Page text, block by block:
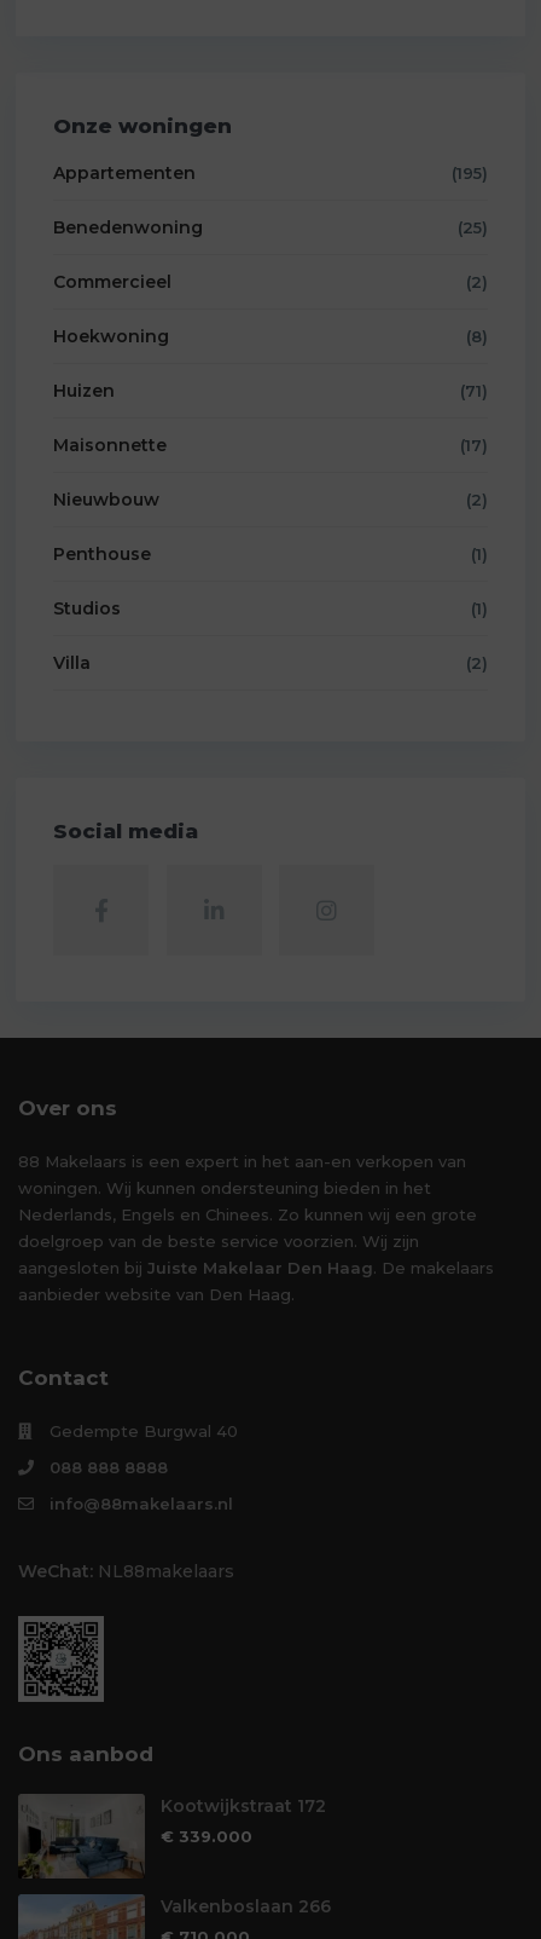
Onze woningen
Appartementen (195)
Benedenwoning (25)
Commercieel (2)
Hoekwoning (8)
Huizen (71)
Maisonnette (17)
Nieuwbouw (2)
Penthouse (1)
Studios (1)
Villa (2)
Social media
Over ons
88 Makelaars is een expert in het aan-en verkopen van
woningen. Wij kunnen ondersteuning bieden in het
Nederlands, Engels en Chinees. Zo kunnen wij een grote
doelgroep van de beste service voorzien. Wij zijn
aangesloten bij Juiste Makelaar Den Haag. De makelaars
aanbieder website van Den Haag.
Contact
Gedempte Burgwal 40
088 888 8888
info@88makelaars.nl
WeChat: NL88makelaars
Ons aanbod
Kootwijkstraat 172
€ 339.000
Valkenboslaan 266